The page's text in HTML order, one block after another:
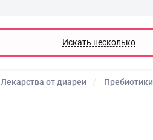
Искать несколько
Лекарства от диареи Пребиотики